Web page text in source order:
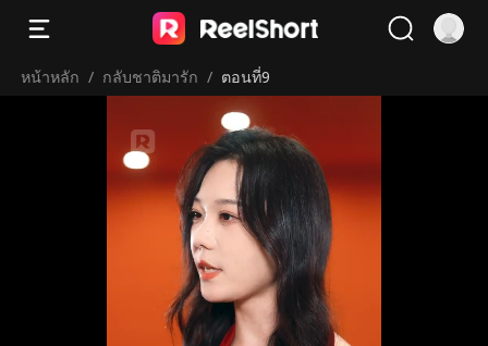
หน้าหลัก / กลับชาติมารัก / ตอนที่9